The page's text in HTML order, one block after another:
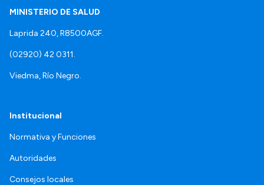
MINISTERIO DE SALUD
Laprida 240, R8500AGF.
(02920) 42 0311.
Viedma, Río Negro.
Institucional
Normativa y Funciones
Autoridades
Consejos locales